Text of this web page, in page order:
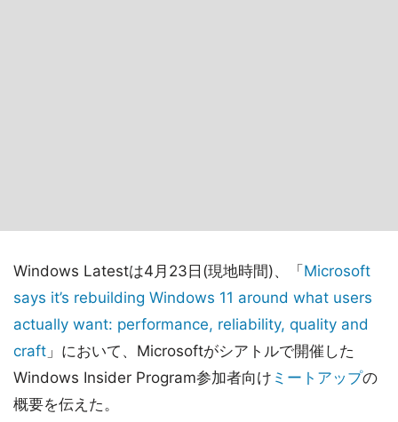
Windows Latestは4月23日(現地時間)、「 Microsoft
says it’s rebuilding Windows 11 around what users
actually want: performance, reliability, quality and
craft 」において、Microsoftがシアトルで開催した
Windows Insider Program参加者向け ミートアップの
概要を伝えた。